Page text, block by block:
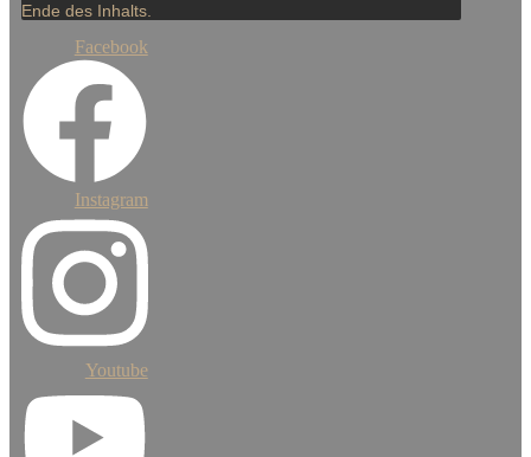
Ende des Inhalts.
Facebook
Instagram
Youtube